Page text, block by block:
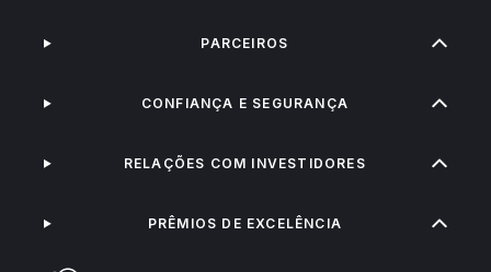
PARCEIROS
CONFIANÇA E SEGURANÇA
RELAÇÕES COM INVESTIDORES
PRÊMIOS DE EXCELÊNCIA